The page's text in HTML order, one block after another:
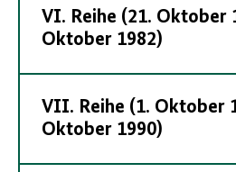
VI. Reihe (21. Oktober
Oktober 1982)
VII. Reihe (1. Oktober
Oktober 1990)